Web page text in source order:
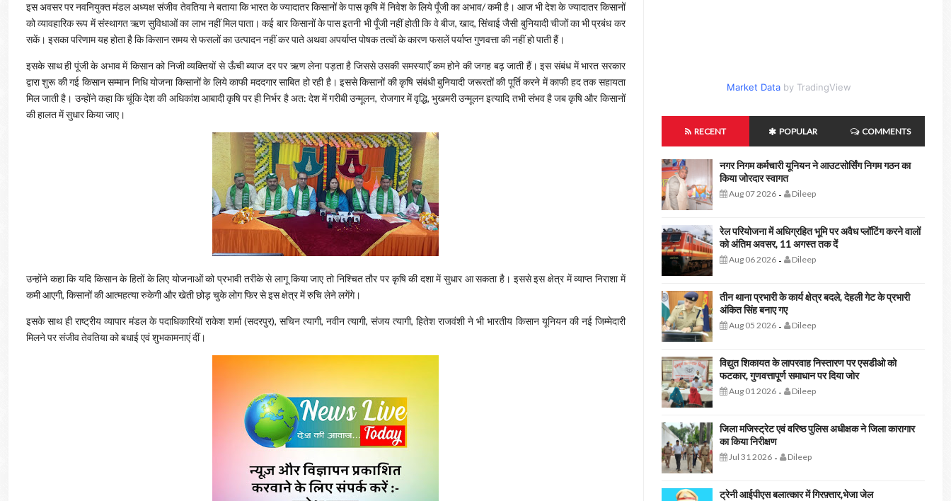
इस अवसर पर नवनियुक्त मंडल अध्यक्ष संजीव तेवतिया ने बताया कि भारत के ज्यादातर किसानों के पास कृषि में निवेश के लिये पूँजी का अभाव/ कमी है। आज भी देश के ज्यादातर किसानों
को व्यावहारिक रूप में संस्थागत ऋण सुविधाओं का लाभ नहीं मिल पाता। कई बार किसानों के पास इतनी भी पूँजी नहीं होती कि वे बीज, खाद, सिंचाई जैसी बुनियादी चीजों का भी प्रबंध कर
सकें। इसका परिणाम यह होता है कि किसान समय से फसलों का उत्पादन नहीं कर पाते अथवा अपर्याप्त पोषक तत्वों के कारण फसलें पर्याप्त गुणवत्ता की नहीं हो पाती हैं।
इसके साथ ही पूंजी के अभाव में किसान को निजी व्यक्तियों से ऊँची ब्याज दर पर ऋण लेना पड़ता है जिससे उसकी समस्याएँ कम होने की जगह बढ़ जाती हैं। इस संबंध में भारत सरकार
द्वारा शुरू की गई किसान सम्मान निधि योजना किसानों के लिये काफी मददगार साबित हो रही है। इससे किसानों की कृषि संबंधी बुनियादी जरूरतों की पूर्ति करने में काफी हद तक सहायता
मिल जाती है। उन्होंने कहा कि चूंकि देश की अधिकांश आबादी कृषि पर ही निर्भर है अत: देश में गरीबी उन्मूलन, रोजगार में वृद्धि, भुखमरी उन्मूलन इत्यादि तभी संभव है जब कृषि और किसानों
की हालत में सुधार किया जाए।
उन्होंने कहा कि यदि किसान के हितों के लिए योजनाओं को प्रभावी तरीके से लागू किया जाए तो निश्चित तौर पर कृषि की दशा में सुधार आ सकता है। इससे इस क्षेत्र में व्याप्त निराशा में
कमी आएगी, किसानों की आत्महत्या रुकेगी और खेती छोड़ चुके लोग फिर से इस क्षेत्र में रुचि लेने लगेंगे।
इसके साथ ही राष्ट्रीय व्यापार मंडल के पदाधिकारियों राकेश शर्मा (सदरपुर), सचिन त्यागी, नवीन त्यागी, संजय त्यागी, हितेश राजवंशी ने भी भारतीय किसान यूनियन की नई जिम्मेदारी
मिलने पर संजीव तेवतिया को बधाई एवं शुभकामनाएं दीं।
Market Databy TradingView
RECENT POPULAR COMMENTS
नगर निगम कर्मचारी यूनियन ने आउटसोर्सिंग निगम गठन का
किया जोरदार स्वागत
Aug 07 2026- Dileep
रेल परियोजना में अधिग्रहित भूमि पर अवैध प्लॉटिंग करने वालों
को अंतिम अवसर, 11 अगस्त तक दें
Aug 06 2026- Dileep
तीन थाना प्रभारी के कार्य क्षेत्र बदले, देहली गेट के प्रभारी
अंकित सिंह बनाए गए
Aug 05 2026- Dileep
विद्युत शिकायत के लापरवाह निस्तारण पर एसडीओ को
फटकार, गुणवत्तापूर्ण समाधान पर दिया जोर
Aug 01 2026- Dileep
जिला मजिस्ट्रेट एवं वरिष्ठ पुलिस अधीक्षक ने जिला कारागार
का किया निरीक्षण
Jul 31 2026- Dileep
ट्रेनी आईपीएस बलात्कार में गिरफ़्तार,भेजा जेल